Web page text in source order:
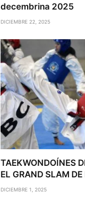
decembrina 2025
DICIEMBRE 22, 2025
TAEKWONDOÍNES
EL GRAND SLAM
DICIEMBRE 1, 2025